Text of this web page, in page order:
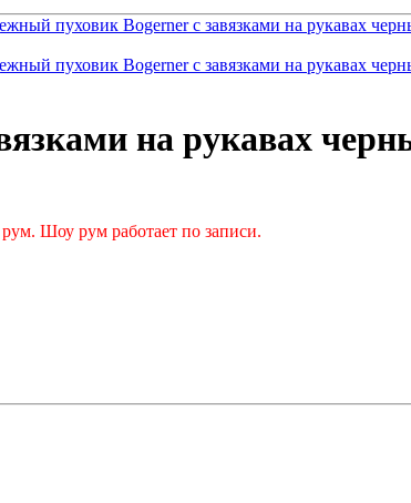
на рукавах
Шоу рум работает по записи.